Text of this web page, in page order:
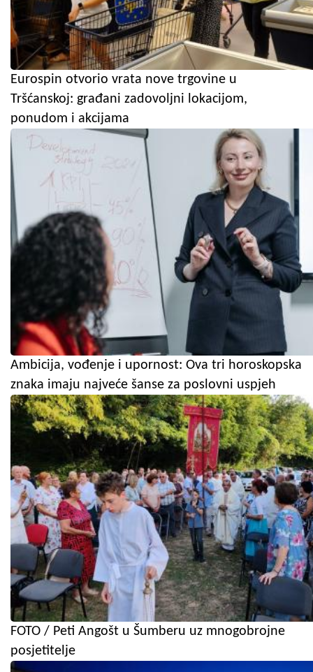
Eurospin otvorio vrata nove trgovine u
Tršćanskoj: građani zadovoljni lokacijom,
ponudom i akcijama
Ambicija, vođenje i upornost: Ova tri horoskopska
znaka imaju najveće šanse za poslovni uspjeh
FOTO / Peti Angošt u Šumberu uz mnogobrojne
posjetitelje